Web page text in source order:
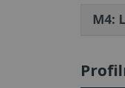
M4: